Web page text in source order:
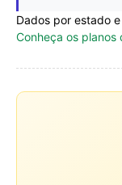
Dados por estado
Conheça os planos